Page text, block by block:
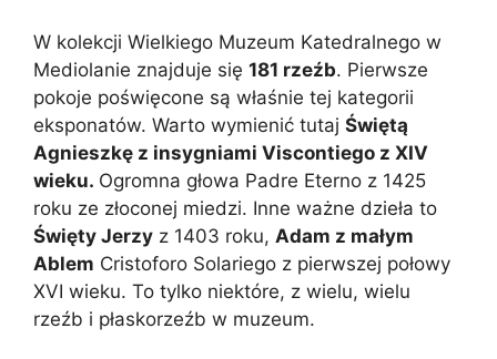
W kolekcji Wielkiego Muzeum Katedralnego w
Mediolanie znajduje się 181 rzeźb. Pierwsze
pokoje poświęcone są właśnie tej kategorii
eksponatów. Warto wymienić tutaj Świętą
Agnieszkę z insygniami Viscontiego z XIV
wieku. Ogromna głowa Padre Eterno z 1425
roku ze złoconej miedzi. Inne ważne dzieła to
Święty Jerzy z 1403 roku, Adam z małym
Ablem Cristoforo Solariego z pierwszej połowy
XVI wieku. To tylko niektóre, z wielu, wielu
rzeźb i płaskorzeźb w muzeum.